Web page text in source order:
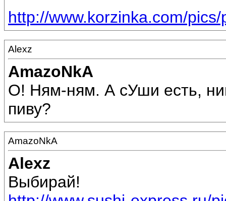
http://www.korzinka.com/
Alexz
AmazoNkA
О! Ням-ням. А сУши есть,
пиву?
AmazoNkA
Alexz
Выбирай!